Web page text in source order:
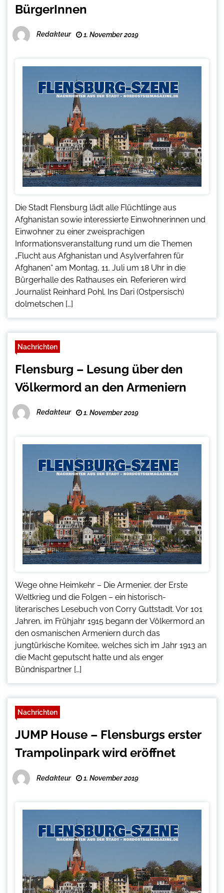
BürgerInnen
Redakteur 1. November 2019
Die Stadt Flensburg lädt alle Flüchtlinge aus
Afghanistan sowie interessierte Einwohnerinnen und
Einwohner zu einer zweisprachigen
Informationsveranstaltung rund um die Themen
„Flucht aus Afghanistan und Asylverfahren für
Afghanen“ am Montag, 11. Juli um 18 Uhr in die
Bürgerhalle des Rathauses ein. Referieren wird
Journalist Reinhard Pohl. Ins Dari (Ostpersisch)
dolmetschen […]
Nachrichten
Flensburg – Lesung über den
Völkermord an den Armeniern
Redakteur 1. November 2019
Wege ohne Heimkehr – Die Armenier, der Erste
Weltkrieg und die Folgen – ein historisch-
literarisches Lesebuch von Corry Guttstadt. Vor 101
Jahren, im Frühjahr 1915 begann der Völkermord an
den osmanischen Armeniern durch das
jungtürkische Komitee, welches sich im Jahr 1913 an
die Macht geputscht hatte und als enger
Bündnispartner […]
Nachrichten
JUMP House – Flensburgs erster
Trampolinpark wird eröffnet
Redakteur 1. November 2019